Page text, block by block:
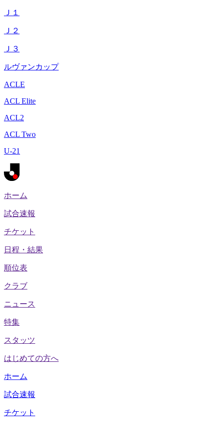
Ｊ１
Ｊ２
Ｊ３
ルヴァンカップ
ACLE
ACL Elite
ACL2
ACL Two
U-21
ホーム
試合速報
チケット
日程・結果
順位表
クラブ
ニュース
特集
スタッツ
はじめての方へ
ホーム
試合速報
チケット